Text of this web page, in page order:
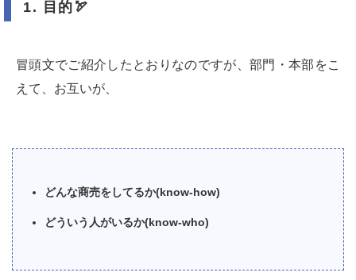
1. 目的 🏹
冒頭文でご紹介したとおりなのですが、部門・本部をこ
えて、お互いが、
どんな商売をしてるか(know-how)
どういう人がいるか(know-who)